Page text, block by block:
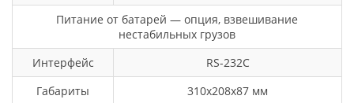
Питание от батарей — опция, взвешивание
нестабильных грузов
Интерфейс
RS-232C
Габариты
310х208х87 мм